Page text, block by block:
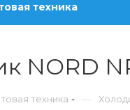
техника
NORD
техника —